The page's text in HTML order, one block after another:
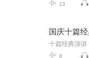
13
国庆十篇
十篇经典演讲
8